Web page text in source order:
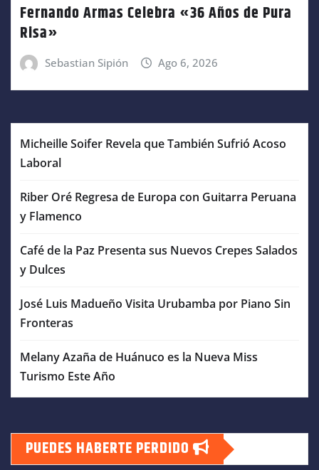
Fernando Armas Celebra «36 Años de Pura
Risa»
Sebastian Sipión Ago 6, 2026
Micheille Soifer Revela que También Sufrió Acoso
Laboral
Riber Oré Regresa de Europa con Guitarra Peruana
y Flamenco
Café de la Paz Presenta sus Nuevos Crepes Salados
y Dulces
José Luis Madueño Visita Urubamba por Piano Sin
Fronteras
Melany Azaña de Huánuco es la Nueva Miss
Turismo Este Año
PUEDES HABERTE PERDIDO